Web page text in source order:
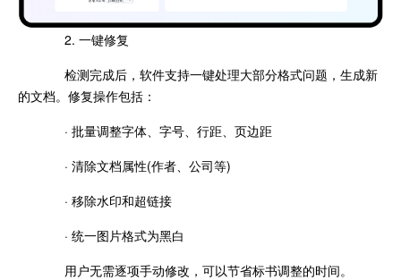
2. 一键修复
检测完成后，软件支持一键处理大部分格式问题，生成新
的文档。修复操作包括：
· 批量调整字体、字号、行距、页边距
· 清除文档属性(作者、公司等)
· 移除水印和超链接
· 统一图片格式为黑白
用户无需逐项手动修改，可以节省标书调整的时间。